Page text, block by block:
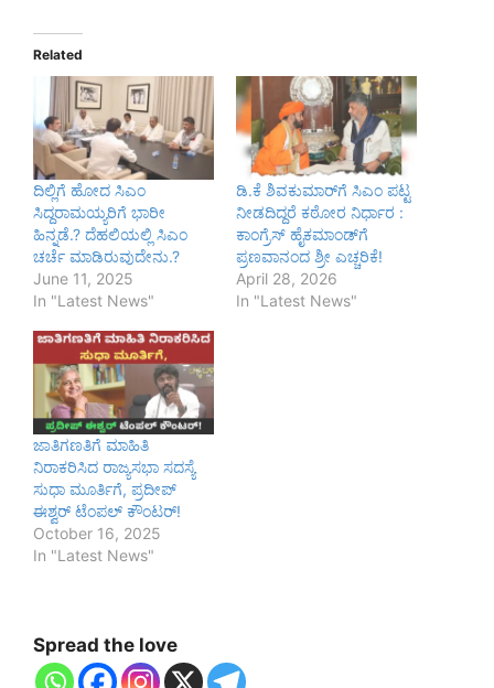
Related
ದಿಲ್ಲಿಗೆ ಹೋದ ಸಿಎಂ
ಸಿದ್ದರಾಮಯ್ಯರಿಗೆ ಭಾರೀ
ಹಿನ್ನಡೆ.? ದೆಹಲಿಯಲ್ಲಿ ಸಿಎಂ
ಚರ್ಚೆ ಮಾಡಿರುವುದೇನು.?
June 11, 2025
In "Latest News"
ಡಿ.ಕೆ ಶಿವಕುಮಾರ್‌ಗೆ ಸಿಎಂ ಪಟ್ಟ
ನೀಡದಿದ್ದರೆ ಕಠೋರ ನಿರ್ಧಾರ :
ಕಾಂಗ್ರೆಸ್ ಹೈಕಮಾಂಡ್‌ಗೆ
ಪ್ರಣವಾನಂದ ಶ್ರೀ ಎಚ್ಚರಿಕೆ!
April 28, 2026
In "Latest News"
ಜಾತಿಗಣತಿಗೆ ಮಾಹಿತಿ
ನಿರಾಕರಿಸಿದ ರಾಜ್ಯಸಭಾ ಸದಸ್ಯೆ
ಸುಧಾ ಮೂರ್ತಿಗೆ, ಪ್ರದೀಪ್
ಈಶ್ವರ್ ಟೆಂಪಲ್ ಕೌಂಟರ್!
October 16, 2025
In "Latest News"
Spread the love